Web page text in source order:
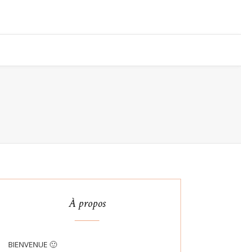
À propos
BIENVENUE 🙂